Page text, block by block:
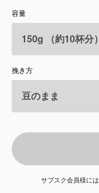
コーヒーのサブスク
お知らせ
よくある質問
店舗情報
容量
挽き方
サブスク会員様に